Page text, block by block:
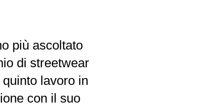
più ascoltato
di streetwear
lavoro in
con il suo